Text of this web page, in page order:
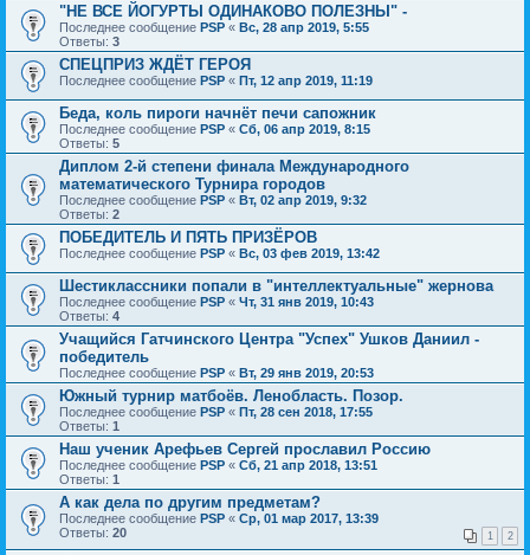
"НЕ ВСЕ ЙОГУРТЫ ОДИНАКОВО ПОЛЕЗНЫ" -
Последнее сообщение PSP « Вс, 28 апр 2019, 5:55
Ответы: 3
СПЕЦПРИЗ ЖДЁТ ГЕРОЯ
Последнее сообщение PSP « Пт, 12 апр 2019, 11:19
Беда, коль пироги начнёт печи сапожник
Последнее сообщение PSP « Сб, 06 апр 2019, 8:15
Ответы: 5
Диплом 2-й степени финала Международного
математического Турнира городов
Последнее сообщение PSP « Вт, 02 апр 2019, 9:32
Ответы: 2
ПОБЕДИТЕЛЬ И ПЯТЬ ПРИЗЁРОВ
Последнее сообщение PSP « Вс, 03 фев 2019, 13:42
Шестиклассники попали в "интеллектуальные" жернова
Последнее сообщение PSP « Чт, 31 янв 2019, 10:43
Ответы: 4
Учащийся Гатчинского Центра "Успех" Ушков Даниил -
победитель
Последнее сообщение PSP « Вт, 29 янв 2019, 20:53
Южный турнир матбоёв. Ленобласть. Позор.
Последнее сообщение PSP « Пт, 28 сен 2018, 17:55
Ответы: 1
Наш ученик Арефьев Сергей прославил Россию
Последнее сообщение PSP « Сб, 21 апр 2018, 13:51
Ответы: 1
А как дела по другим предметам?
Последнее сообщение PSP « Ср, 01 мар 2017, 13:39
Ответы: 20 1 2